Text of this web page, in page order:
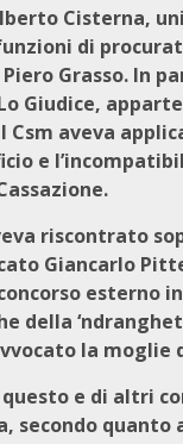
Cisterna,
di
Grasso. In
Giudice,
aveva
e
riscontrato
Giancarlo
esterno
della
la moglie
questo e di altri
secondo quanto